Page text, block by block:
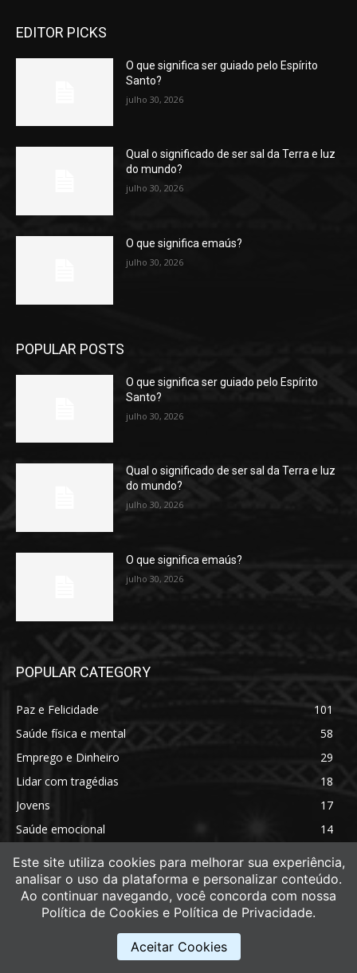
EDITOR PICKS
O que significa ser guiado pelo Espírito
Santo?
julho 30, 2026
Qual o significado de ser sal da Terra e luz
do mundo?
julho 30, 2026
O que significa emaús?
julho 30, 2026
POPULAR POSTS
O que significa ser guiado pelo Espírito
Santo?
julho 30, 2026
Qual o significado de ser sal da Terra e luz
do mundo?
julho 30, 2026
O que significa emaús?
julho 30, 2026
POPULAR CATEGORY
Paz e Felicidade
101
Saúde física e mental
58
Emprego e Dinheiro
29
Lidar com tragédias
18
Jovens
17
Saúde emocional
14
Este site utiliza cookies para melhorar sua experiência,
analisar o uso da plataforma e personalizar conteúdo.
Ao continuar navegando, você concorda com nossa
Política de Cookies e Política de Privacidade.
Aceitar Cookies